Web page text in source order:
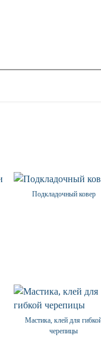
Подкладочный ковер
Мастика, клей для
черепицы